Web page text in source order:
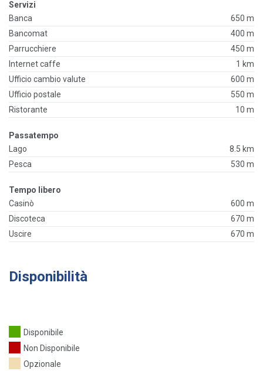
Servizi
Banca
650 m
Bancomat
400 m
Parrucchiere
450 m
Internet caffe
1 km
Ufficio cambio valute
600 m
Ufficio postale
550 m
Ristorante
10 m
Passatempo
Lago
8.5 km
Pesca
530 m
Tempo libero
Casinò
600 m
Discoteca
670 m
Uscire
670 m
Disponibilità
Disponibile
Non Disponibile
Opzionale